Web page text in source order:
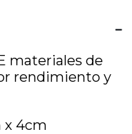
materiales de
rendimiento y
x 4cm